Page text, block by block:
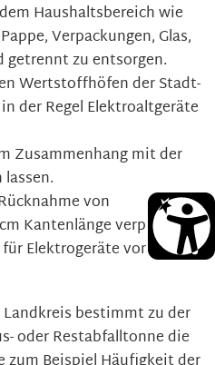
Haushaltsbereich wie
Verpackungen, Glas,
getrennt zu entsorgen.
Wertstoffhöfen der Stadt-
der Regel Elektroaltgeräte
Zusammenhang mit der
von
Kantenlänge verpflichtet
Elektrogeräte von mehr
bestimmt zu der
oder Restabfalltonnedie